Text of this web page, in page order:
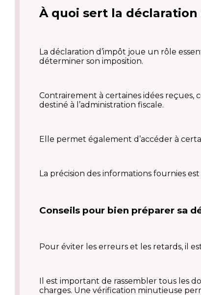
À quoi sert la déclaration
La déclaration d’impôt joue un rôle
déterminer son imposition.
Contrairement à certaines idées
destiné à l’administration fiscale.
Elle permet également d’accéder à
La précision des informations fournies
Conseils pour bien préparer sa
Pour éviter les erreurs et les retards, il
Il est important de rassembler tous les
charges. Une vérification minutieuse